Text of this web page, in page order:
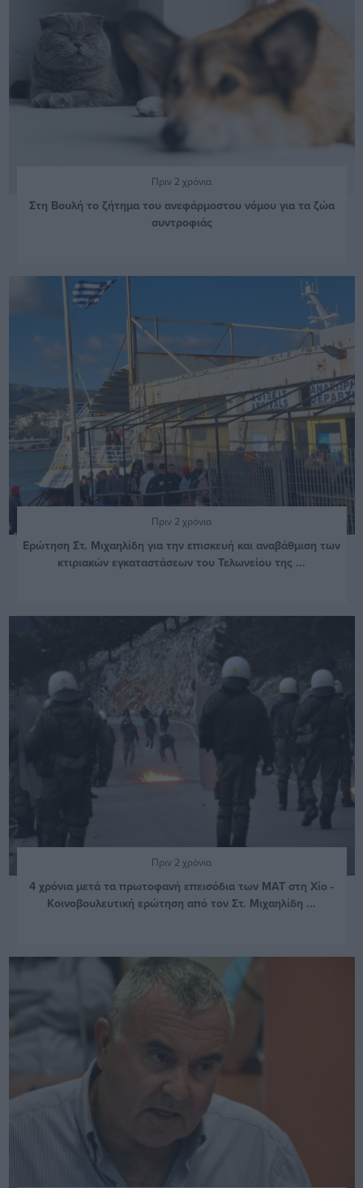
Πριν 2 χρόνια
Στη Βουλή το ζήτημα του ανεφάρμοστου νόμου για τα ζώα
συντροφιάς
Πριν 2 χρόνια
Ερώτηση Στ. Μιχαηλίδη για την επισκευή και αναβάθμιση των
κτιριακών εγκαταστάσεων του Τελωνείου της ...
Πριν 2 χρόνια
4 χρόνια μετά τα πρωτοφανή επεισόδια των ΜΑΤ στη Χίο -
Κοινοβουλευτική ερώτηση από τον Στ. Μιχαηλίδη ...